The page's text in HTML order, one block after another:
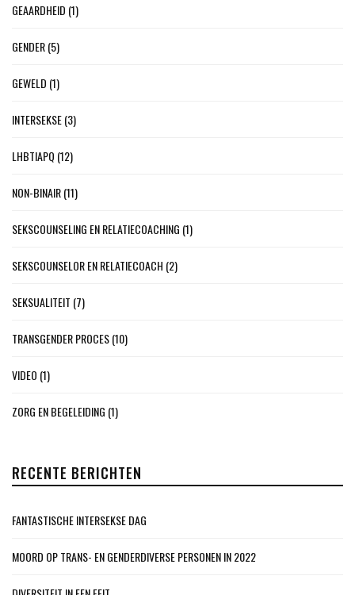
GEAARDHEID (1)
GENDER(5)
GEWELD (1)
INTERSEKSE(3)
LHBTIAPQ (12)
NON-BINAIR(11)
SEKSCOUNSELING EN RELATIECOACHING (1)
SEKSCOUNSELOR EN RELATIECOACH (2)
SEKSUALITEIT (7)
TRANSGENDER PROCES(10)
VIDEO (1)
ZORG EN BEGELEIDING (1)
RECENTE BERICHTEN
FANTASTISCHE INTERSEKSE DAG
MOORD OP TRANS- EN GENDERDIVERSE PERSONEN IN 2022